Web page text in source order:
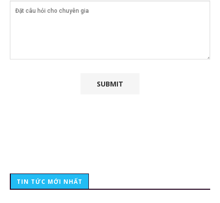
TIN TỨC MỚI NHẤT